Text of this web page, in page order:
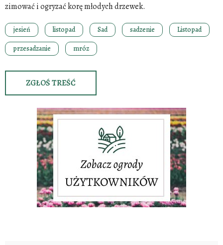
zimować i ogryzać korę młodych drzewek.
jesień listopad Sad sadzenie
Listopad
przesadzanie
mróz
ZGŁOŚ TREŚĆ